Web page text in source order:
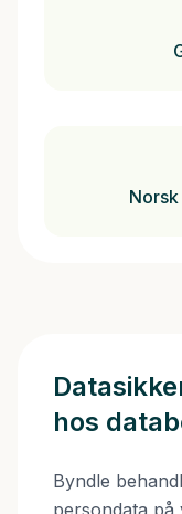
hos
Byndle
persondata på